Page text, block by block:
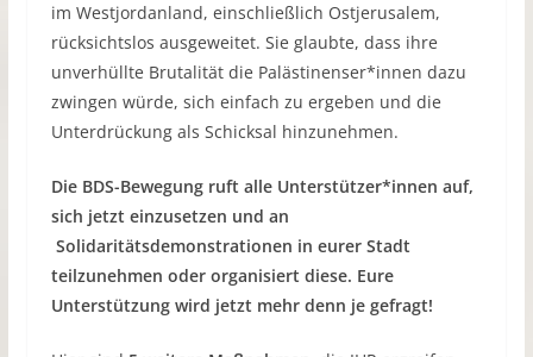
im Westjordanland, einschließlich Ostjerusalem,
rücksichtslos ausgeweitet. Sie glaubte, dass ihre
unverhüllte Brutalität die Palästinenser*innen dazu
zwingen würde, sich einfach zu ergeben und die
Unterdrückung als Schicksal hinzunehmen.
Die BDS-Bewegung ruft alle Unterstützer*innen auf,
sich jetzt einzusetzen und an
Solidaritätsdemonstrationen in eurer Stadt
teilzunehmen oder organisiert diese. Eure
Unterstützung wird jetzt mehr denn je gefragt!